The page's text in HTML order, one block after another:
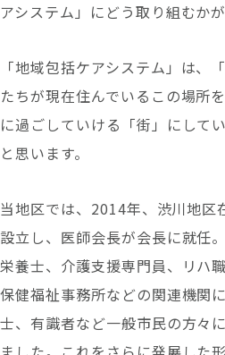
アシステム」にどう取り組むか
「地域包括ケアシステム」は、
たちが現在住んでいるこの場所
に過ごしていける「街」にして
と思います。
当地区では、2014年、渋川地区
設立し、医師会長が会長に就任
栄養士、介護支援専門員、リハ
保健福祉事務所などの関連機関
士、有識者など一般市民の方々